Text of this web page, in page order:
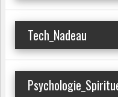
Tech_Nadeau